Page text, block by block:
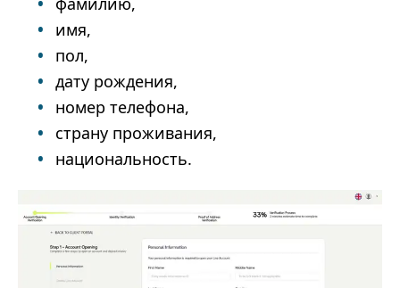
имя,
пол,
дату рождения,
номер телефона,
страну проживания,
национальность.